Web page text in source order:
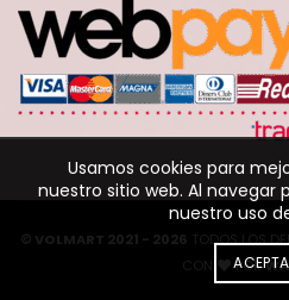
© VOLMART 2021 - 2026 TODOS LOS
CON
POR
Usamos cookies para
nuestro sitio web. Al navegar
nuestro uso